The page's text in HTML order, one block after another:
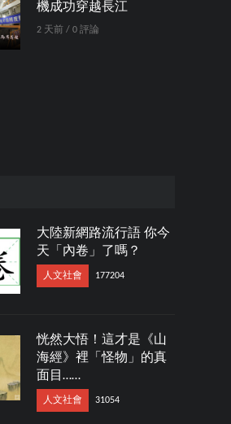
機成功穿越長江
2 天前 / 0 評論
大陸新網路流行語 你今
天「內卷」了嗎？
人文社會 177204
恍然大悟！這才是《山
海經》裡「怪物」的真
面目……
人文社會 31054